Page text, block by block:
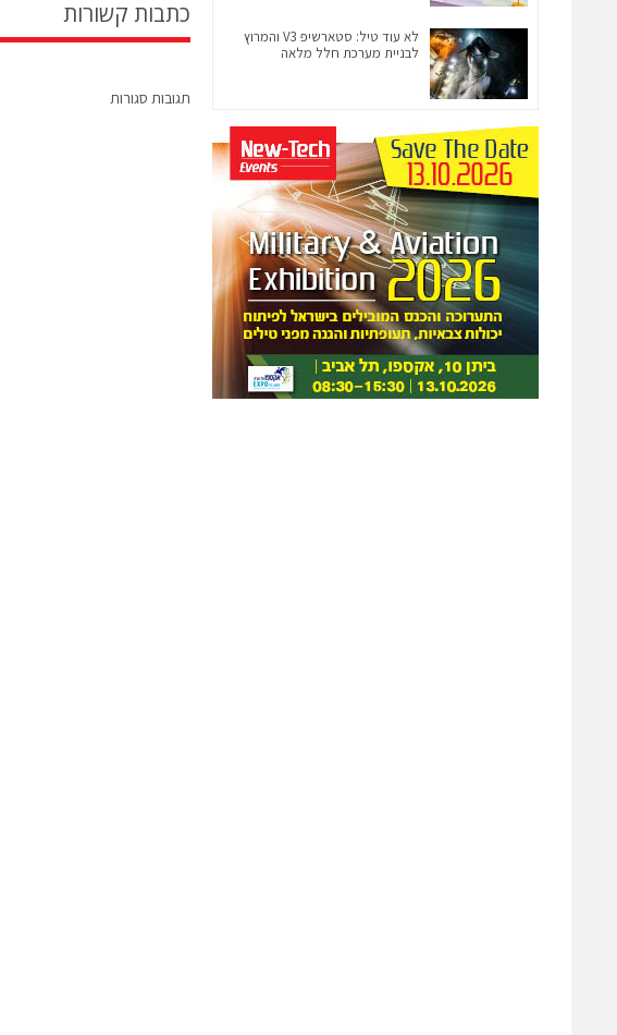
כתבות קשורות
תגובות סגורות
לא עוד טיל: סטארשיפ V3 והמרוץ
לבניית מערכת חלל מלאה